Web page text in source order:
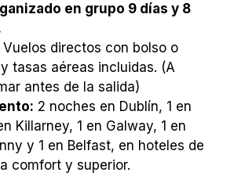
en grupo 9 días y 8
Vuelos directos con bolso o
tasas aéreas incluidas. (A
antes de la salida)
2 noches en Dublín, 1 en
Killarney, 1 en Galway, 1 en
y 1 en Belfast, en hoteles de
comfort y superior.